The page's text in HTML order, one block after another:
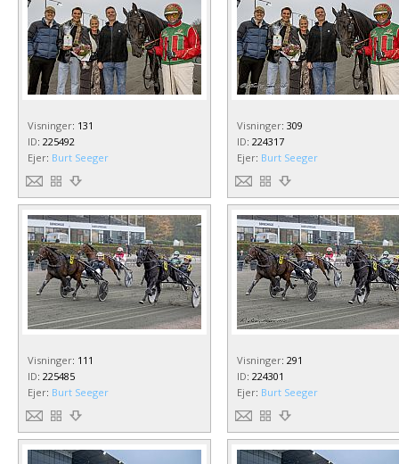
Visninger: 131
ID: 225492
Ejer: Burt Seeger
Visninger: 309
ID: 224317
Ejer: Burt Seeger
Visninger: 111
ID: 225485
Ejer: Burt Seeger
Visninger: 291
ID: 224301
Ejer: Burt Seeger